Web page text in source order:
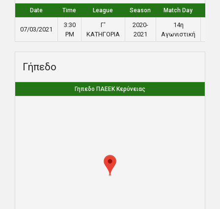
Date Time League Season Match Day
07/03/2021
3:30
PM
Γ'
ΚΑΤΗΓΟΡΙΑ
2020-
2021
14η
Αγωνιστική
Γήπεδο
Γηπεδο ΠΑΕΕΚ Κερύνειας